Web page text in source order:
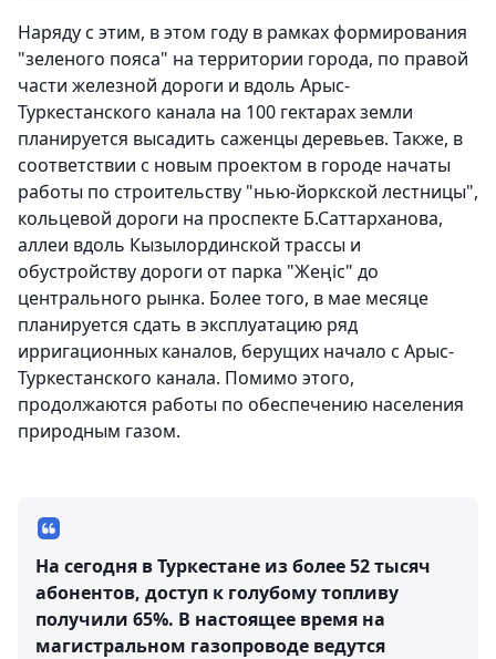
Наряду с этим, в этом году в рамках формирования
"зеленого пояса" на территории города, по правой
части железной дороги и вдоль Арыс-
Туркестанского канала на 100 гектарах земли
планируется высадить саженцы деревьев. Также, в
соответствии с новым проектом в городе начаты
работы по строительству "нью-йоркской лестницы",
кольцевой дороги на проспекте Б.Саттарханова,
аллеи вдоль Кызылординской трассы и
обустройству дороги от парка "Жеңіс" до
центрального рынка. Более того, в мае месяце
планируется сдать в эксплуатацию ряд
ирригационных каналов, берущих начало с Арыс-
Туркестанского канала. Помимо этого,
продолжаются работы по обеспечению населения
природным газом.
На сегодня в Туркестане из более 52 тысяч
абонентов, доступ к голубому топливу
получили 65%. В настоящее время на
магистральном газопроводе ведутся